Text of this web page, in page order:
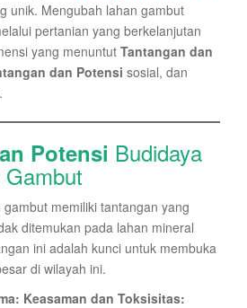
unik. Mengubah lahan gambut
pertanian yang berkelanjutan
yang menuntut Tantangan dan
dan Potensi sosial, dan
Potensi Budidaya
memiliki tantangan yang
ditemukan pada lahan mineral
ini adalah kunci untuk membuka
di wilayah ini.
Keasaman dan Toksisitas: